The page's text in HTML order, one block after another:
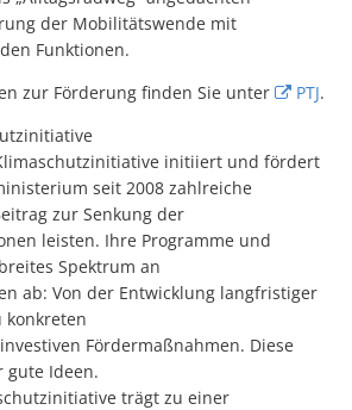
der Mobilitätswende mit
Funktionen.
zur Förderung finden Sie unter
PTJ.
initiiert und fördert
seit 2008 zahlreiche
zur Senkung der
leisten. Ihre Programme und
Spektrum an
ab: Von der Entwicklung langfristiger
konkreten
Fördermaßnahmen. Diese
gute Ideen.
trägt zu einer